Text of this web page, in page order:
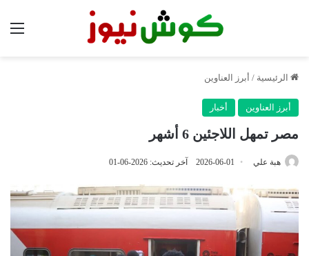
الرئيسية / أبرز العناوين
أبرز العناوين أخبار
مصر تمهل اللاجئين 6 أشهر
هبة علي 2026-06-01 آخر تحديث: 2026-06-01